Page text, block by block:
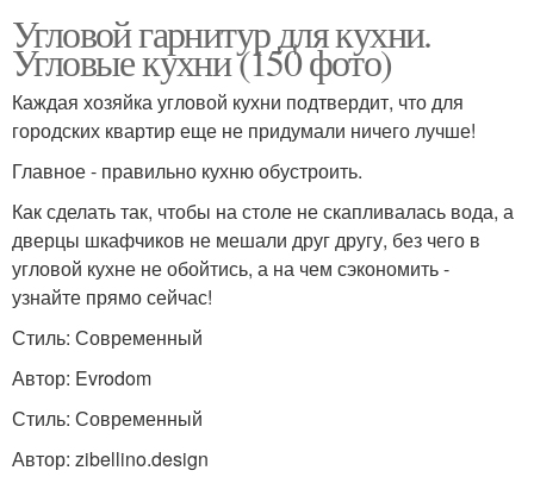
Угловой гарнитур для кухни.
Угловые кухни (150 фото)
Каждая хозяйка угловой кухни подтвердит, что для
городских квартир еще не придумали ничего лучше!
Главное - правильно кухню обустроить.
Как сделать так, чтобы на столе не скапливалась вода, а
дверцы шкафчиков не мешали друг другу, без чего в
угловой кухне не обойтись, а на чем сэкономить -
узнайте прямо сейчас!
Стиль: Современный
Автор: Evrodom
Стиль: Современный
Автор: zibellino.design